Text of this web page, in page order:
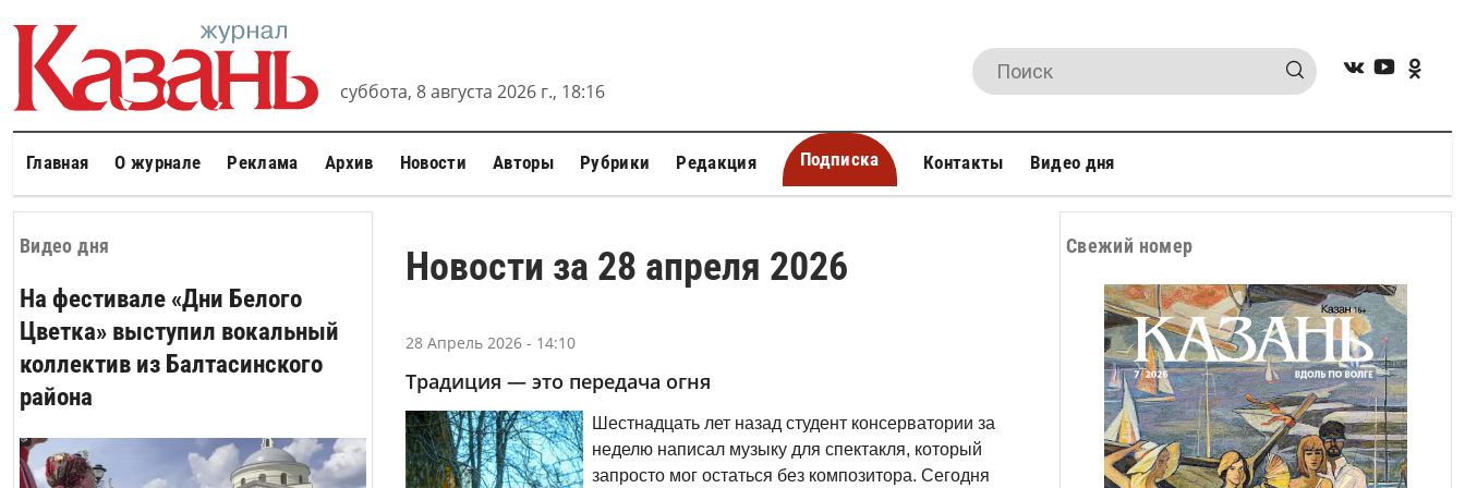
суббота, 8 августа 2026 г., 18:16
Главная О журнале Реклама Архив Новости Авторы Рубрики Редакция Подписка Контакты Видео дня
Видео дня
На фестивале «Дни Белого
Цветка» выступил вокальный
коллектив из Балтасинского
района
Новости за 28 апреля 2026
28 Апрель 2026 - 14:10
Традиция — это передача огня
Шестнадцать лет назад студент консерватории за
неделю написал музыку для спектакля, который
запросто мог остаться без композитора. Сегодня
Свежий номер